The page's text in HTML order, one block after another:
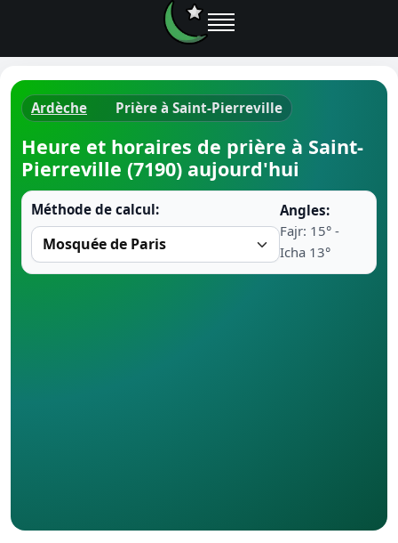
Horaires
Ramadan
Ardèche Prière à Saint-Pierreville
Heure et horaires de prière à Saint-
Pierreville (7190) aujourd'hui
Méthode de calcul:
Angles:
Fajr: 15° -
Icha 13°